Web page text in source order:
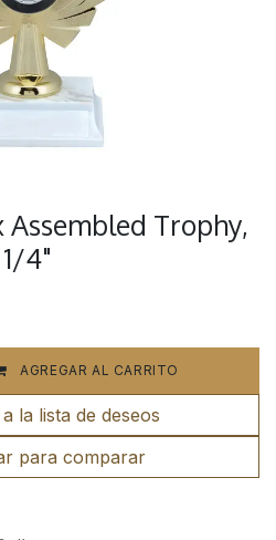
Assembled Trophy,
4"
AGREGAR AL CARRITO
para comparar
la lista de deseos